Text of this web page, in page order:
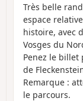
Très belle
espace
histoire, avec
Vosges du
Penez le
de
Remarque :
le parcours.